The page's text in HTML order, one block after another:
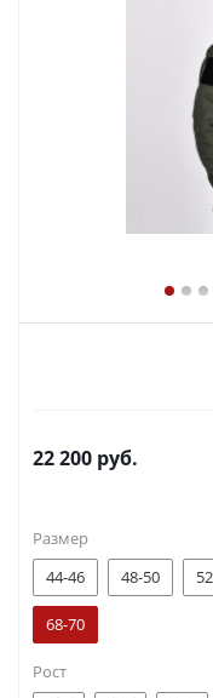
22 200 руб.
Размер
44-46
48-50
68-70
Рост